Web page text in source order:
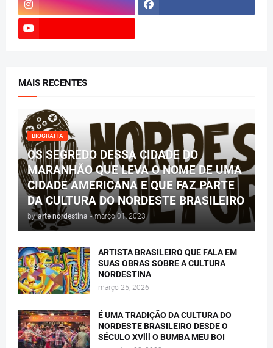
MAIS RECENTES
BIOGRAFIA
OS SEGREDO DESSA CIDADE DO
MARANHÃO QUE LEVA O NOME DE UMA
CIDADE AMERICANA E QUE FAZ PARTE
DA CULTURA DO NORDESTE BRASILEIRO
by arte nordestina - março 01, 2023
ARTISTA BRASILEIRO QUE FALA EM
SUAS OBRAS SOBRE A CULTURA
NORDESTINA
março 25, 2026
É UMA TRADIÇÃO DA CULTURA DO
NORDESTE BRASILEIRO DESDE O
SÉCULO XVlll O BUMBA MEU BOI